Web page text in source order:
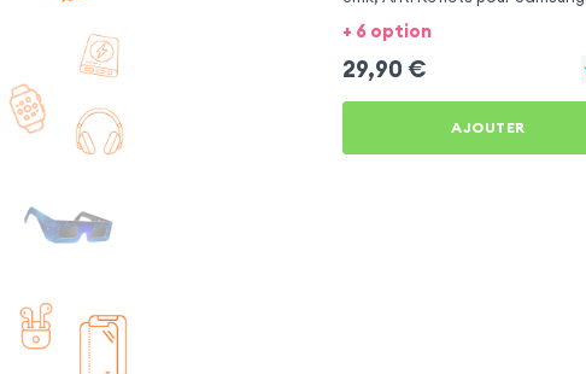
Galaxy A8 2018
+ 6 option
29,90 €
AJOUTER